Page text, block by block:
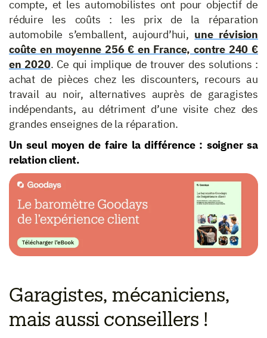
compte, et les automobilistes ont pour objectif de
réduire les coûts : les prix de la réparation
automobile s’emballent, aujourd’hui, une révision
coûte en moyenne 256 € en France, contre 240 €
en 2020. Ce qui implique de trouver des solutions :
achat de pièces chez les discounters, recours au
travail au noir, alternatives auprès de garagistes
indépendants, au détriment d’une visite chez des
grandes enseignes de la réparation.
Un seul moyen de faire la différence : soigner sa
relation client.
Garagistes, mécaniciens,
mais aussi conseillers !